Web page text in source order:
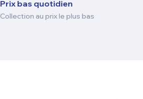
Prix ​​bas quotidien
Collection au prix le plus bas